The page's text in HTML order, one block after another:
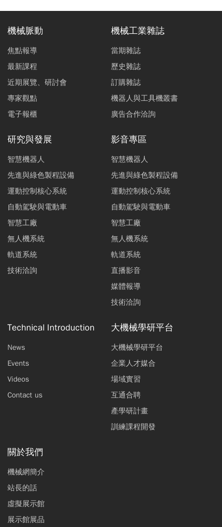
機械脈動
焦點報導
最新課程
近期展覽、研討會
專家觀點
電子報櫃
機械工業雜誌
當期雜誌
歷史雜誌
訂購雜誌
機器人與工具機叢書
廣告合作洽詢
研究與發展
智慧機器人
先進與綠色製程設備
運動控制核心系統
自動駕駛與電動車
智慧工廠
無人機系統
軌道系統
技術洽詢
影音專區
智慧機器人
先進與綠色製程設備
運動控制核心系統
自動駕駛與電動車
智慧工廠
無人機系統
軌道系統
直播影音
媒體報導
技術洽詢
Technical Introduction
News
Events
Videos
Contact us
大機械學研平台
大機械學研平台
企業人才媒合
場域實習
互通合聘
產學研計畫
訓練課程開發
關於我們
機械網簡介
站長的話
虛擬展示館
展示館展品